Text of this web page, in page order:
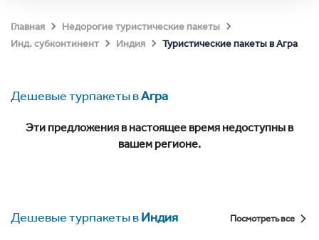
Главная
Недорогие туристические пакеты
Инд. субконтинент
Индия Туристические пакеты в Агра
Дешевые турпакеты вАгра
Эти предложения в настоящее время недоступны в
вашем регионе.
Дешевые турпакеты вИндия Посмотреть все